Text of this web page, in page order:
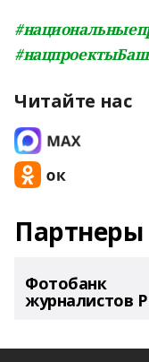
Читайте нас
Партнеры
Фотобанк
журналистов